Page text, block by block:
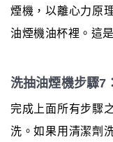
煙機，以離心力原
油煙機油杯裡。這
洗抽油煙機步驟7
完成上面所有步驟
洗。如果用清潔劑